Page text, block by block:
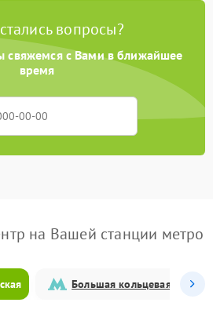
вопросы?
свяжемся с Вами в ближайшее
время
на Вашей станции метро
Большая кольцевая